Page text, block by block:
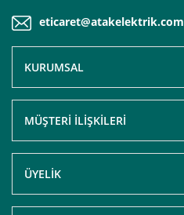
eticaret@atakelektrik.com
KURUMSAL
MÜŞTERİ İLİŞKİLERİ
ÜYELİK